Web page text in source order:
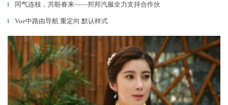
▎ 同气连枝，共盼春来——邦邦汽服全力支持合作伙
▎ Vue中路由导航 重定向 默认样式